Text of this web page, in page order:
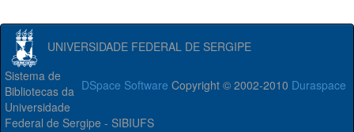
UNIVERSIDADE FEDERAL DE SERGIPE
DSpace Software Copyright © 2002-2010 Duraspace
Sistema de
Bibliotecas da
Universidade
Federal de Sergipe - SIBIUFS